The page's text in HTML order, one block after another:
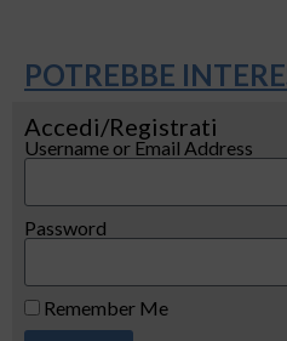
POTREBBE
Accedi/Registrati
Username or Email Address
Password
Remember Me